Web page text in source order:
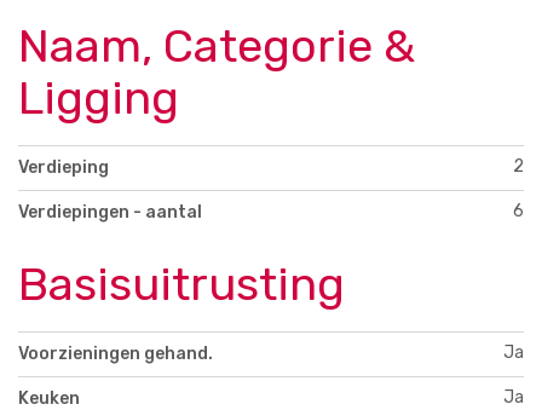
Naam, Categorie &
Ligging
Verdieping 2
Verdiepingen - aantal 6
Basisuitrusting
Voorzieningen gehand. Ja
Keuken Ja